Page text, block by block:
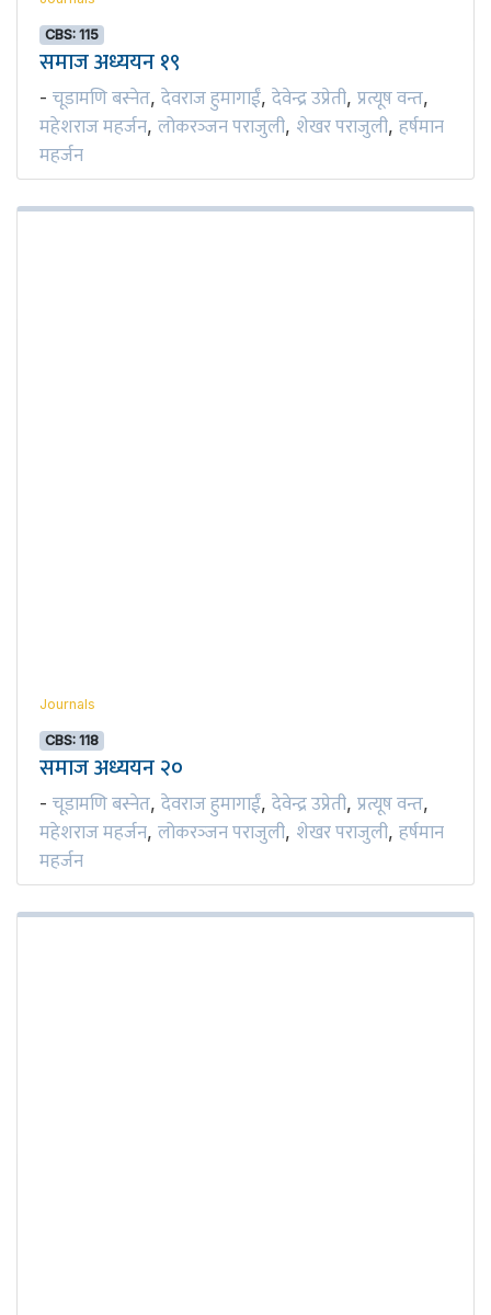
CBS: 115
समाज अध्ययन १९
- चूडामणि बस्नेत, देवराज हुमागाईं, देवेन्द्र उप्रेती, प्रत्यूष वन्त,
महेशराज महर्जन, लोकरञ्‍जन पराजुली, शेखर पराजुली, हर्षमान
महर्जन
Journals
CBS: 118
समाज अध्ययन २०
- चूडामणि बस्नेत, देवराज हुमागाईं, देवेन्द्र उप्रेती, प्रत्यूष वन्त,
महेशराज महर्जन, लोकरञ्‍जन पराजुली, शेखर पराजुली, हर्षमान
महर्जन